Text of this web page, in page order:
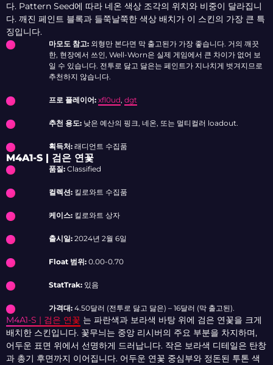
다. Pattern Seed에 따라 네온 색상 조각의 위치와 비중이 달라집니
다. 깨진 페인트 블록과 들쭉날쭉한 색상 배치가 이 스킨의 가장 큰 특
징입니다.
마모도 참고: 외형만 본다면 막 출고된가 가장 좋습니다. 거의 깨끗
한, 현장에서 쓰인, Well-Worn은 실제 게임에서 큰 차이가 없어 보
일 수 있습니다. 전투로 닳고 닳은는 페인트가 지나치게 벗겨지므로
추천하지 않습니다.
프로 플레이어: xfl0ud, dgt
추천 용도: 낮은 예산의 핑크, 네온, 또는 멀티컬러 loadout.
획득처: 래디언트 수집품
M4A1-S | 검은 연꽃
품질: Classified
컬렉션: 킬로와트 수집품
케이스: 킬로와트 상자
출시일: 2024년 2월 6일
Float 범위: 0.00-0.70
StatTrak: 있음
가격대: 4.50달러 (전투로 닳고 닳은) – 16달러 (막 출고된).
M4A1-S | 검은 연꽃 는 파란색과 보라색 바탕 위에 검은 연꽃을 크게
배치한 스킨입니다. 꽃무늬는 중앙 리시버의 주요 부분을 차지하며,
어두운 표면 위에서 선명하게 드러납니다. 작은 보라색 디테일은 탄창
과 총기 후면까지 이어집니다. 어두운 연꽃 중심부와 정돈된 투톤 색